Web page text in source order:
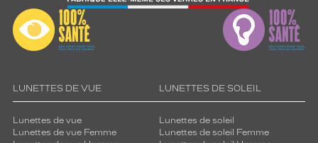
LUNETTES DE VUE
Lunettes de vue
Lunettes de vue Femme
LUNETTES DE SOLEIL
Lunettes de soleil
Lunettes de soleil Femme